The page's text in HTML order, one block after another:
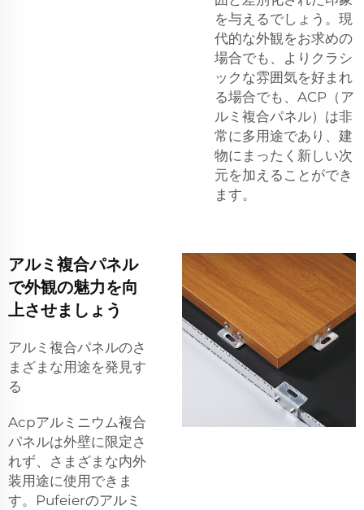
を与えるでしょう。現
代的な外観をお求めの
場合でも、よりクラシ
ックな雰囲気を好まれ
る場合でも、ACP（ア
ルミ複合パネル）は非
常に多用途であり、建
物にまったく新しい次
元を加えることができ
ます。
アルミ複合パネル
で外観の魅力を向
上させましょう
アルミ複合パネルのさ
まざまな用途を発見す
る
Acpアルミニウム複合
パネルは外壁に限定さ
れず、さまざまな内外
装用途に使用できま
す。Pufeierのアルミ